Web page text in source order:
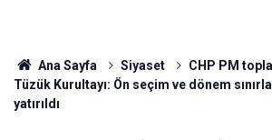
Ana Sayfa Siyaset
CHP PM
Tüzük Kurultayı: Ön seçim ve dönem
yatırıldı